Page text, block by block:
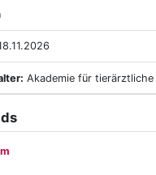
Akademie für